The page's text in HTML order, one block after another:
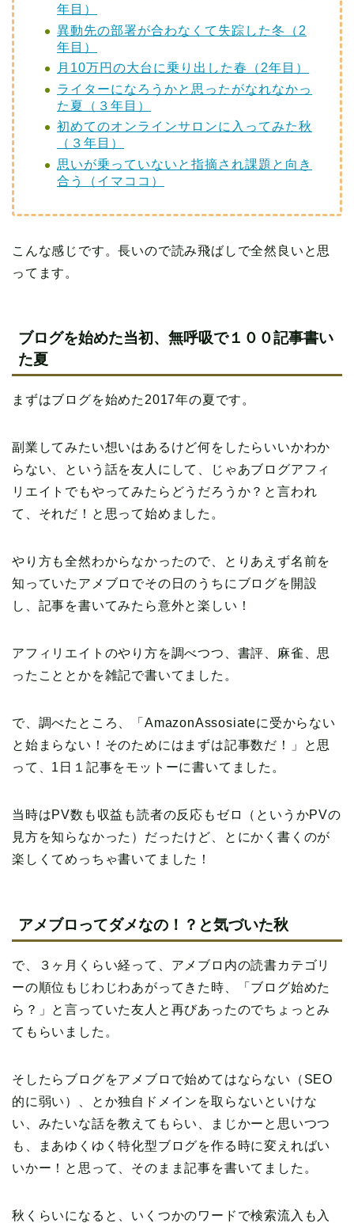
年目）
異動先の部署が合わなくて失踪した冬（2
年目）
月10万円の大台に乗り出した春（2年目）
ライターになろうかと思ったがなれなかっ
た夏（３年目）
初めてのオンラインサロンに入ってみた秋
（３年目）
思いが乗っていないと指摘され課題と向き
合う（イマココ）
こんな感じです。長いので読み飛ばしで全然良いと思
ってます。
ブログを始めた当初、無呼吸で１００記事書い
た夏
まずはブログを始めた2017年の夏です。
副業してみたい想いはあるけど何をしたらいいかわか
らない、という話を友人にして、じゃあブログアフィ
リエイトでもやってみたらどうだろうか？と言われ
て、それだ！と思って始めました。
やり方も全然わからなかったので、とりあえず名前を
知っていたアメブロでその日のうちにブログを開設
し、記事を書いてみたら意外と楽しい！
アフィリエイトのやり方を調べつつ、書評、麻雀、思
ったこととかを雑記で書いてました。
で、調べたところ、「AmazonAssosiateに受からない
と始まらない！そのためにはまずは記事数だ！」と思
って、1日１記事をモットーに書いてました。
当時はPV数も収益も読者の反応もゼロ（というかPVの
見方を知らなかった）だったけど、とにかく書くのが
楽しくてめっちゃ書いてました！
アメブロってダメなの！？と気づいた秋
で、３ヶ月くらい経って、アメブロ内の読書カテゴリ
ーの順位もじわじわあがってきた時、「ブログ始めた
ら？」と言っていた友人と再びあったのでちょっとみ
てもらいました。
そしたらブログをアメブロで始めてはならない（SEO
的に弱い）、とか独自ドメインを取らないといけな
い、みたいな話を教えてもらい、まじかーと思いつつ
も、まあゆくゆく特化型ブログを作る時に変えればい
いかー！と思って、そのまま記事を書いてました。
秋くらいになると、いくつかのワードで検索流入も入